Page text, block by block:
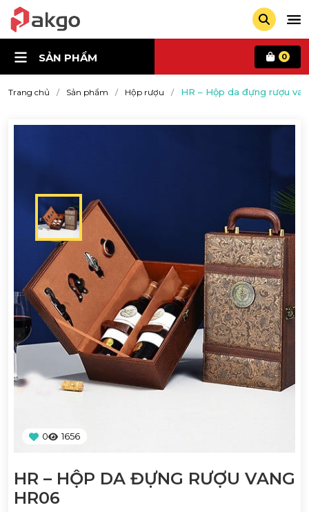
SẢN PHẨM 0
Trang chủ Sản phẩm Hộp rượu HR – Hộp da đựng rượu
0 1656
HR – HỘP DA ĐỰNG RƯỢU VANG
HR06